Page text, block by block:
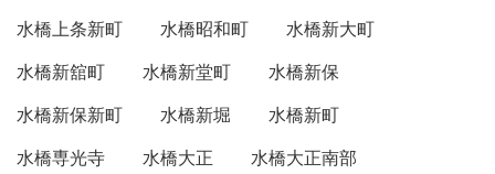
水橋上条新町
水橋昭和町
水橋新大町
水橋新舘町
水橋新堂町
水橋新保
水橋新保新町
水橋新堀
水橋新町
水橋専光寺
水橋大正
水橋大正南部